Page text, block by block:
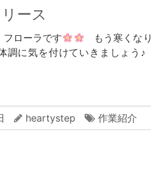
ース
ローラです
もう寒くなり
調に気を付けていきましょう♪
heartystep 作業紹介